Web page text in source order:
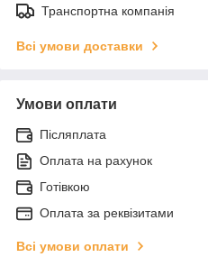
Транспортна компанія
Всі умови доставки
Умови оплати
Післяплата
Оплата на рахунок
Готівкою
Оплата за реквізитами
Всі умови оплати